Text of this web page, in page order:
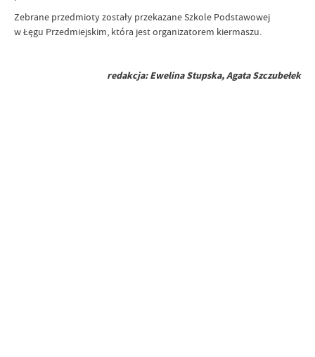
Zebrane przedmioty zostały przekazane Szkole Podstawowej
w Łęgu Przedmiejskim, która jest organizatorem kiermaszu.
redakcja: Ewelina Stupska, Agata Szczubełek